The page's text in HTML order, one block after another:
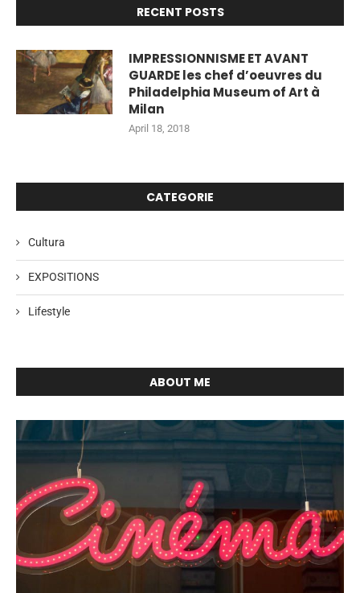
RECENT POSTS
IMPRESSIONNISME ET AVANT
GUARDE les chef d’oeuvres du
Philadelphia Museum of Art à
Milan
April 18, 2018
CATEGORIE
Cultura
EXPOSITIONS
Lifestyle
ABOUT ME